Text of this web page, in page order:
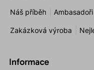
Náš příběh Ambasadoři
Zakázková výroba
Informace